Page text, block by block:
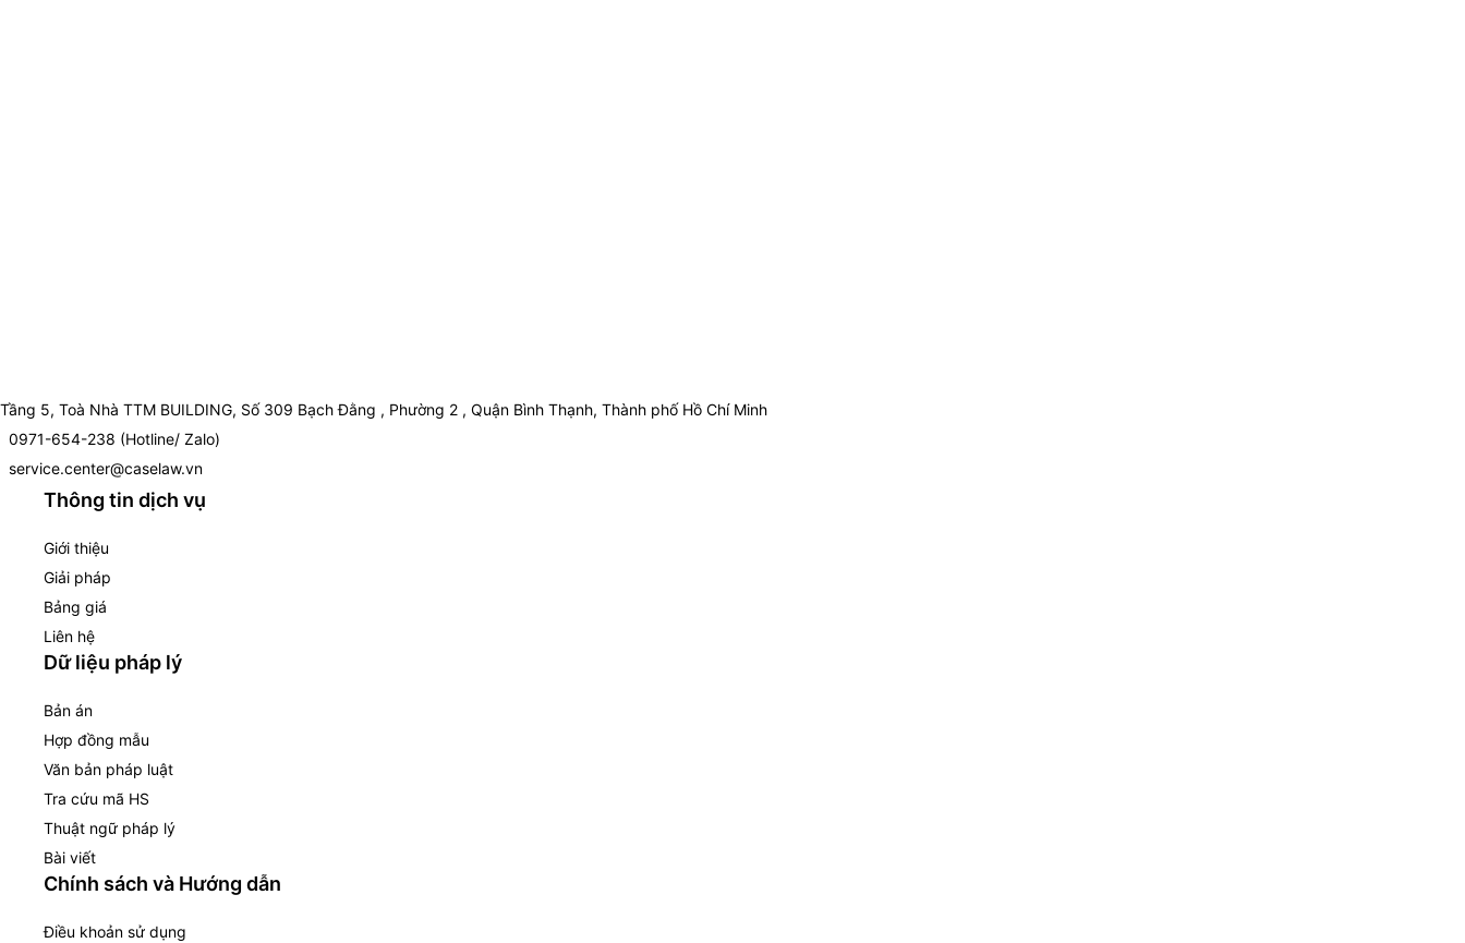
Tầng 5, Toà Nhà TTM BUILDING, Số 309 Bạch Đằng , Phường 2 , Quận Bình Thạnh, Thành phố Hồ Chí Minh
0971-654-238 (Hotline/ Zalo)
service.center@caselaw.vn
Thông tin dịch vụ
Giới thiệu
Giải pháp
Bảng giá
Liên hệ
Dữ liệu pháp lý
Bản án
Hợp đồng mẫu
Văn bản pháp luật
Tra cứu mã HS
Thuật ngữ pháp lý
Bài viết
Chính sách và Hướng dẫn
Điều khoản sử dụng